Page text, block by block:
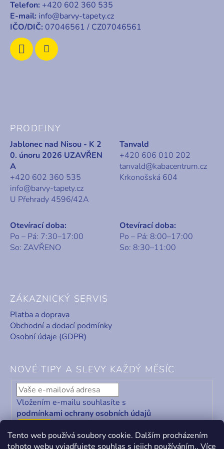
Tento web používá soubory cookie. Dalším procházením
tohoto webu vyjadřujete souhlas s jejich používáním.. Více
k
y
v
Telefon: +420 602 360 535
E-mail: info@barvy-tapety.cz
IČO/DIČ: 07046561 / CZ07046561
PRODEJNY
Jablonec nad Nisou - K 2
0. únoru 2026 UZAVŘEN
A
+420 602 360 535
info@barvy-tapety.cz
U Přehrady 4596/42A
Tanvald
+420 606 010 202
tanvald@kabacentrum.cz
Krkonošská 604
Otevírací doba:
Po – Pá: 7:30–17:00
So: ZAVŘENO
Otevírací doba:
Po – Pá: 8:00–17:00
So: 8:30–11:00
ZÁKAZNICKÝ SERVIS
Platba a doprava
Obchodní a dodací podmínky
Osobní údaje (GDPR)
NOVÉ TIPY A SLEVY KAŽDÝ MĚSÍC
Vložením e-mailu souhlasíte s
podmínkami ochrany osobních údajů
ODEBÍRAT